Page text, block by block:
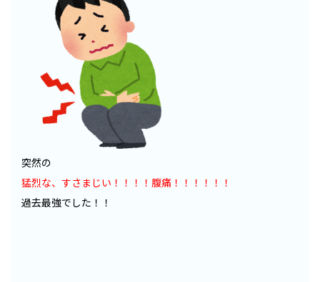
突然の
猛烈な、すさまじい！！！！腹痛！！！！！！
過去最強でした！！